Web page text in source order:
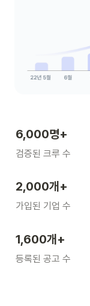
6,000명+
검증된 크루 수
2,000개+
가입된 기업 수
1,600개+
등록된 공고 수